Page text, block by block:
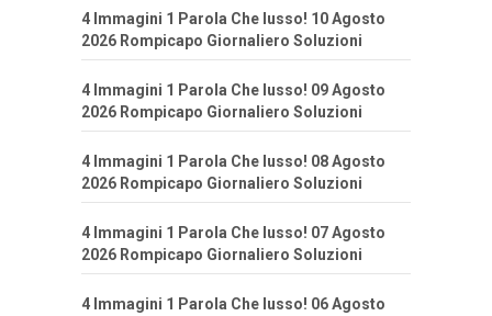
4 Immagini 1 Parola Che lusso! 10 Agosto
2026 Rompicapo Giornaliero Soluzioni
4 Immagini 1 Parola Che lusso! 09 Agosto
2026 Rompicapo Giornaliero Soluzioni
4 Immagini 1 Parola Che lusso! 08 Agosto
2026 Rompicapo Giornaliero Soluzioni
4 Immagini 1 Parola Che lusso! 07 Agosto
2026 Rompicapo Giornaliero Soluzioni
4 Immagini 1 Parola Che lusso! 06 Agosto